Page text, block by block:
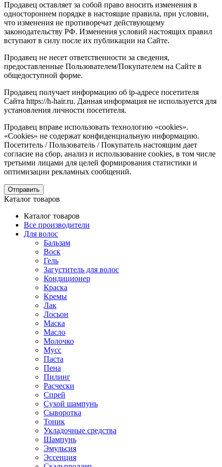
Продавец оставляет за собой право вносить изменения в
одностороннем порядке в настоящие правила, при условии,
что изменения не противоречат действующему
законодательству РФ. Изменения условий настоящих правил
вступают в силу после их публикации на Сайте.
Продавец не несет ответственности за сведения,
предоставленные Пользователем/Покупателем на Сайте в
общедоступной форме.
Продавец получает информацию об ip-адресе посетителя
Сайта https://h-hair.ru. Данная информация не используется для
установления личности посетителя.
Продавец вправе использовать технологию «cookies».
«Cookies» не содержат конфиденциальную информацию.
Посетитель / Пользователь / Покупатель настоящим дает
согласие на сбор, анализ и использование cookies, в том числе
третьими лицами для целей формирования статистики и
оптимизации рекламных сообщений.
Отправить
Каталог товаров
Каталог товаров
Все производители
Для волос
Бальзам
Воск
Гель
Загуститель для волос
Кондиционер
Краска
Кремы
Лак
Лосьон
Маска
Масло
Молочко
Мусс
Паста
Пена
Пилинг
Расчески
Спрей
Сухой шампунь
Сыворотка
Тоник
Укладочные средства
Шампунь
Эмульсия
Эссенция